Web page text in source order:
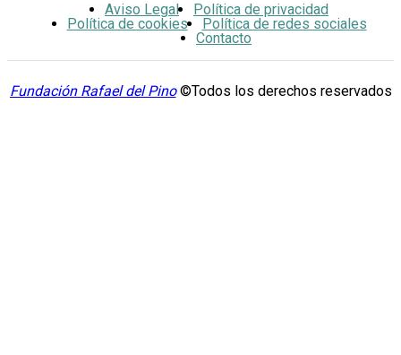
Aviso Legal
Política de privacidad
Política de cookies
Política de redes sociales
Contacto
Fundación Rafael del Pino©Todos los derechos reservados